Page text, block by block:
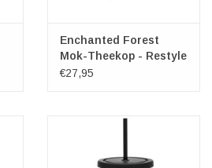
Enchanted Forest
Mok-Theekop - Restyle
€27,95